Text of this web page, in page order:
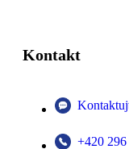
Kontakt
+420